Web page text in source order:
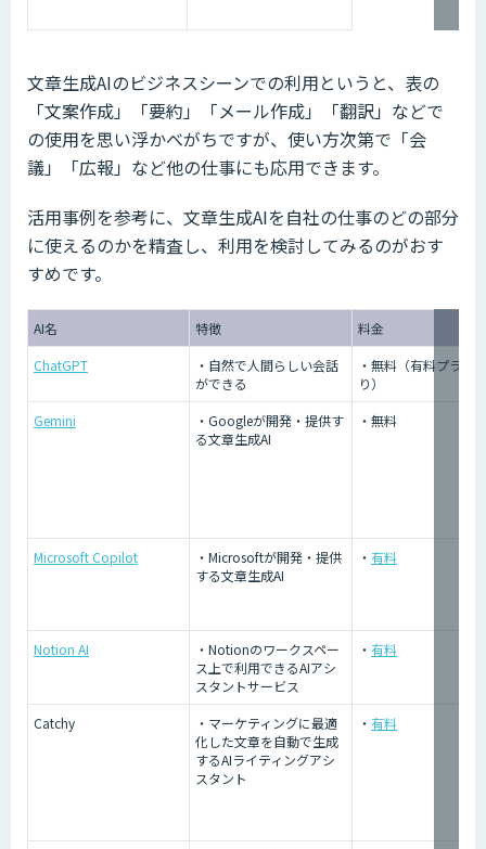
文章生成AIのビジネスシーンでの利用というと、表の
「文案作成」「要約」「メール作成」「翻訳」などで
の使用を思い浮かべがちですが、使い方次第で「会
議」「広報」など他の仕事にも応用できます。
活用事例を参考に、文章生成AIを自社の仕事のどの部分
に使えるのかを精査し、利用を検討してみるのがおす
すめです。
AI名 特徴
料金
ChatGPT
・自然で人間らしい会話
ができる
・無料（有料プラン
り）
Gemini
・Googleが開発・提供す
る文章生成AI
・無料
Microsoft Copilot
・Microsoftが開発・提供
する文章生成AI
・ 有料
Notion AI
・Notionのワークスペー
ス上で利用できるAIアシ
スタントサービス
・ 有料
Catchy
・マーケティングに最適
化した文章を自動で生成
するAIライティングアシ
スタント
・ 有料